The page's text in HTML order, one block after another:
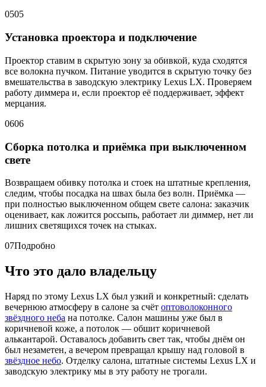
0505
Установка проектора и подключение
Проектор ставим в скрытую зону за обивкой, куда сходятся
все волокна пучком. Питание уводится в скрытую точку без
вмешательства в заводскую электрику Lexus LX. Проверяем
работу диммера и, если проектор её поддерживает, эффект
мерцания.
0606
Сборка потолка и приёмка при выключенном
свете
Возвращаем обивку потолка и стоек на штатные крепления,
следим, чтобы посадка на швах была без волн. Приёмка —
при полностью выключенном общем свете салона: заказчик
оценивает, как ложится россыпь, работает ли диммер, нет ли
лишних светящихся точек на стыках.
07Подробно
Что это дало владельцу
Наряд по этому Lexus LX был узкий и конкретный: сделать
вечернюю атмосферу в салоне за счёт оптоволоконного
звёздного неба на потолке. Салон машины уже был в
коричневой коже, а потолок — обшит коричневой
алькантарой. Оставалось добавить свет так, чтобы днём он
был незаметен, а вечером превращал крышу над головой в
звёздное небо. Отделку салона, штатные системы Lexus LX и
заводскую электрику мы в эту работу не трогали.